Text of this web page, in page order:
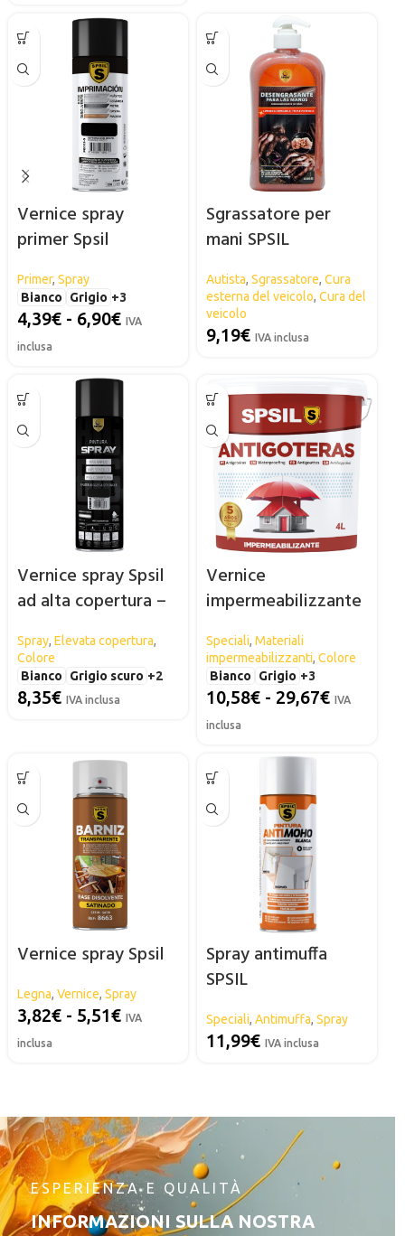
Vernice spray
primer Spsil
Primer, Spray
Bianco
Grigio +3
4,39€ - 6,90€ IVA
inclusa
Sgrassatore per
mani SPSIL
Autista, Sgrassatore, Cura
esterna del veicolo, Cura del
veicolo
9,19€ IVA inclusa
Vernice spray Spsil
ad alta copertura –
600 ml
Spray, Elevata copertura,
Colore
Bianco
Grigio scuro +2
8,35€ IVA inclusa
Vernice
impermeabilizzante
anti-perdita Spsil
Speciali, Materiali
impermeabilizzanti, Colore
Bianco
Grigio +3
10,58€ - 29,67€ IVA
inclusa
Vernice spray Spsil
Legna, Vernice, Spray
3,82€ - 5,51€ IVA
inclusa
Spray antimuffa
SPSIL
Speciali, Antimuffa, Spray
11,99€ IVA inclusa
ESPERIENZA E QUALITÀ
INFORMAZIONI SULLA NOSTRA